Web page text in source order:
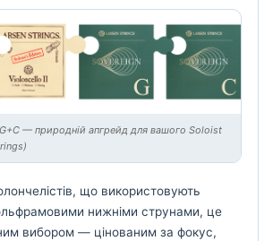
— природній апгрейд для вашого Soloist
що використовують
нижніми струнами, це
вибором — цінованим за фокус,